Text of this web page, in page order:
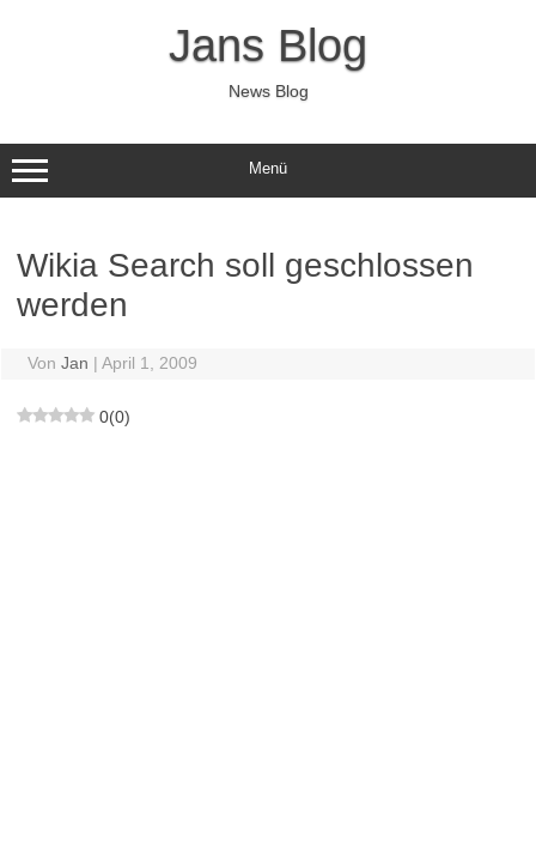
Jans Blog
News Blog
Menü
Wikia Search soll geschlossen
werden
Von Jan | April 1, 2009
0(0)